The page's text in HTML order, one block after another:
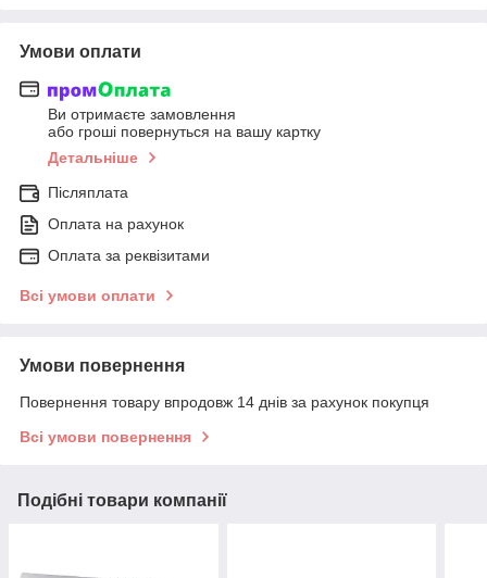
Умови оплати
Ви отримаєте замовлення
або гроші повернуться на вашу картку
Детальніше
Післяплата
Оплата на рахунок
Оплата за реквізитами
Всі умови оплати
Умови повернення
Повернення товару впродовж 14 днів за рахунок покупця
Всі умови повернення
Подібні товари компанії